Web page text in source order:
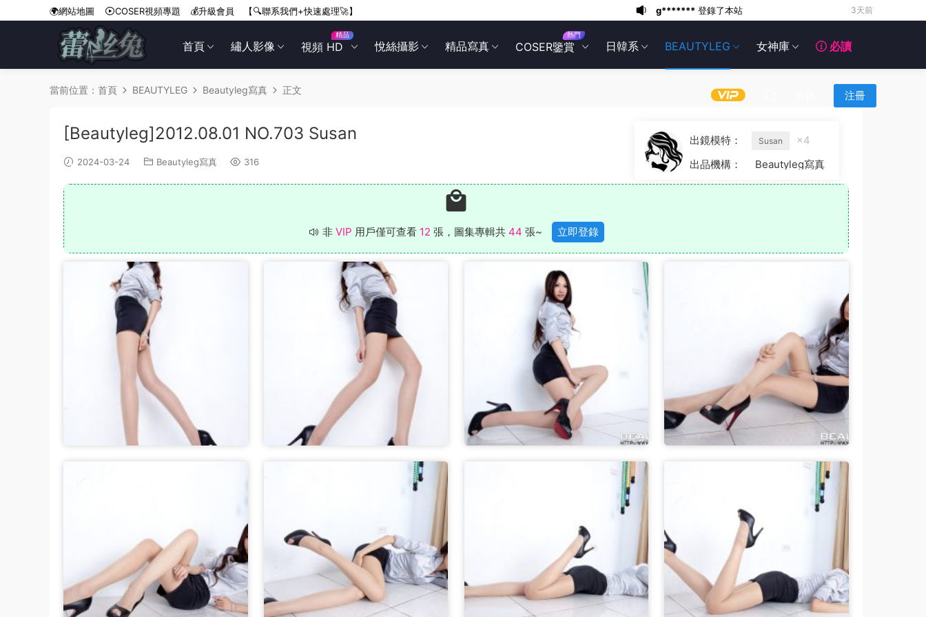
首頁 繡人影像 視頻 HD
精品
悅絲攝影 精品寫真 COSER鑒賞
熱門
日韓系 BEAUTYLEG 女神庫 必讀
注冊
🌍網站地圖 COSER視頻專題 💰升級會員 【🔍聯系我們+快速處理🚀】 g******* 登錄了本站 3天前
6******* 3天前
6******* 3天前
3天前
6*******
6*******
g*******
當前位置： 首頁 BEAUTYLEG Beautyleg寫真 正文
[Beautyleg]2012.08.01 NO.703 Susan
2024-03-24 Beautyleg寫真 316
出鏡模特： Susan
×4
出品機構：
Beautyleg寫真
非 VIP 用戶僅可查看 12 張，圖集專輯共 44 張~ 立即登錄